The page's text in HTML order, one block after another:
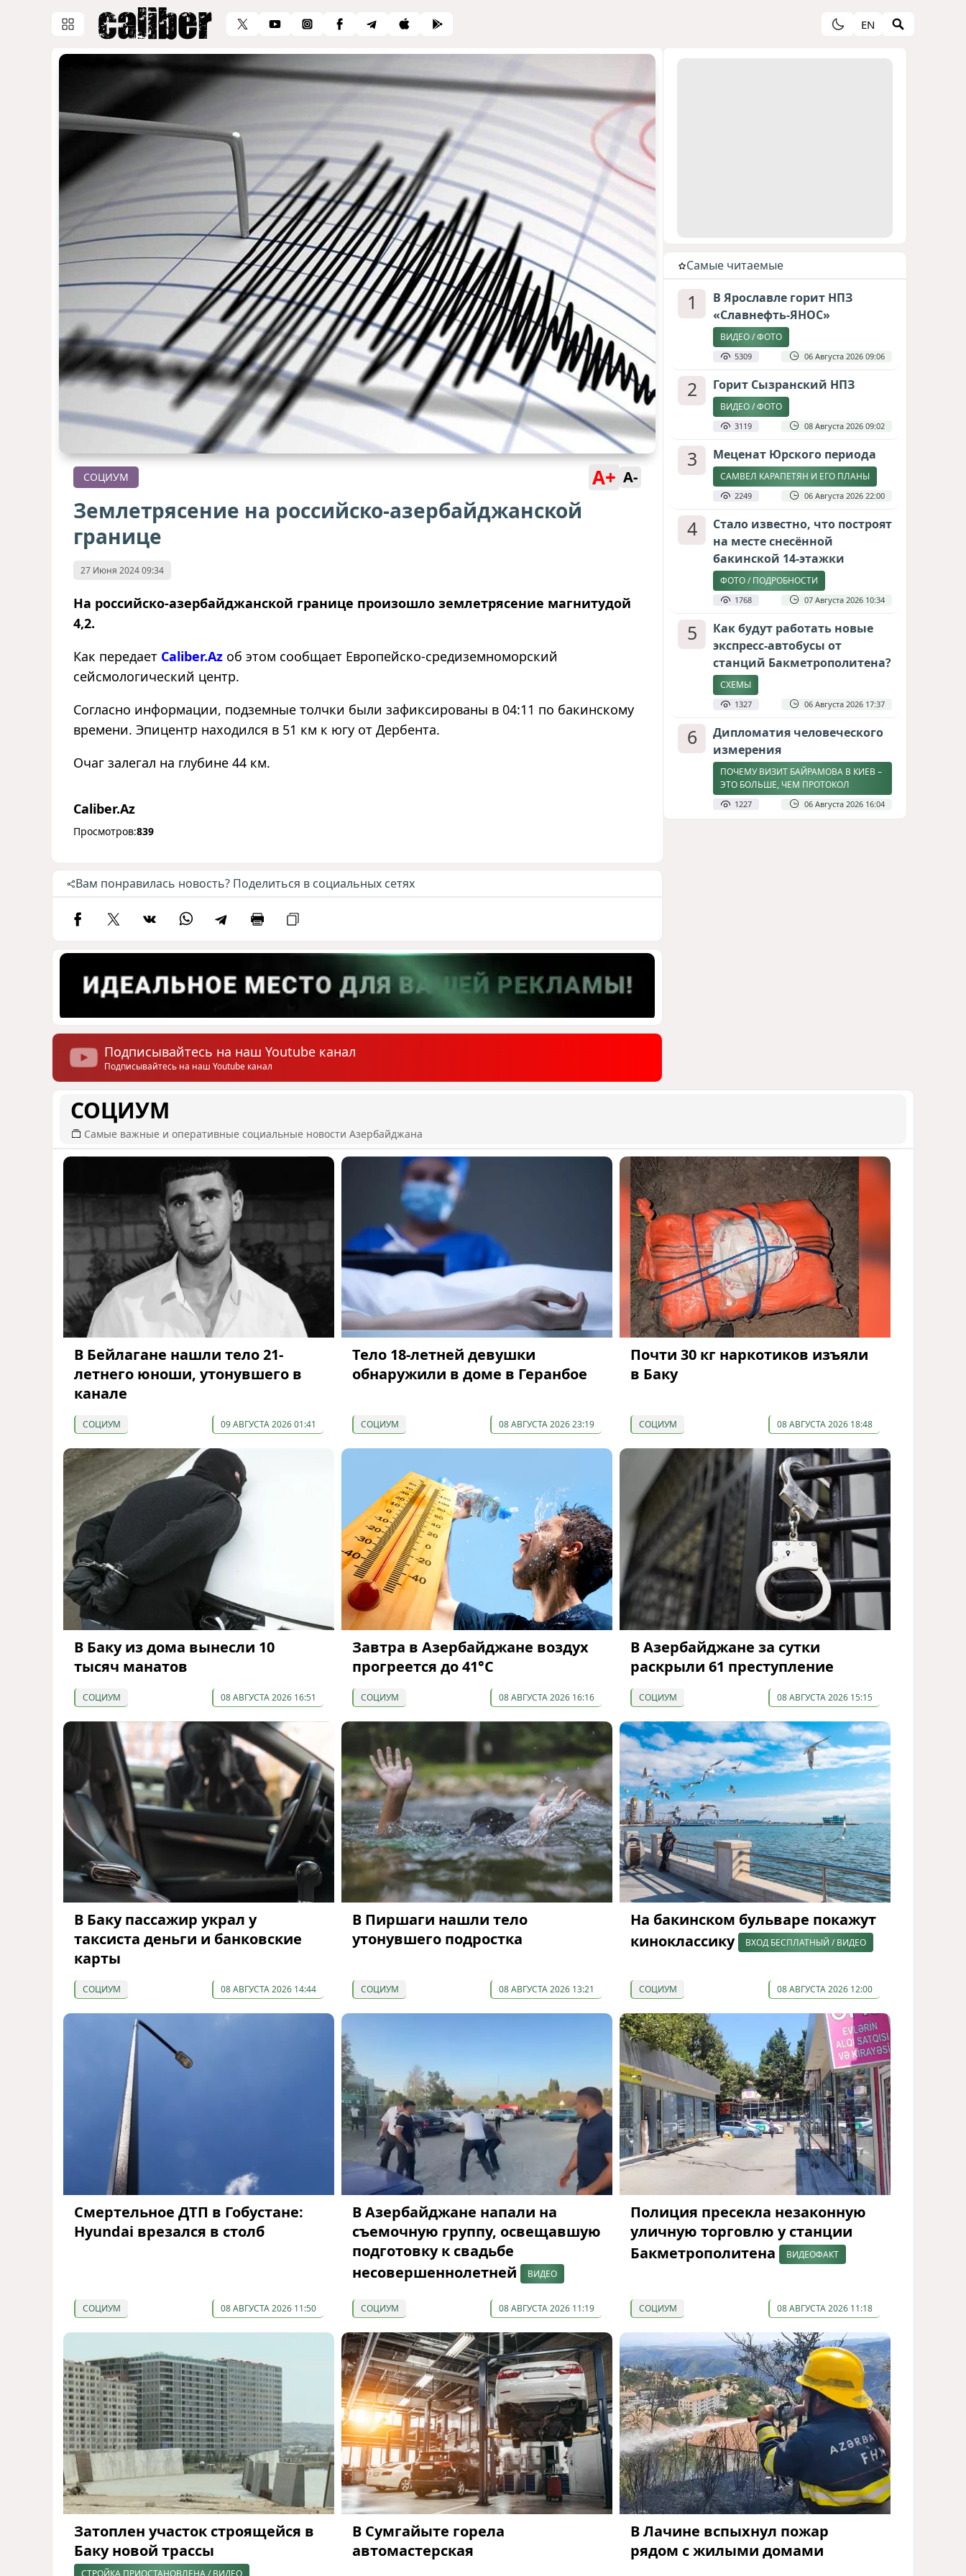
EN
СОЦИУМ A+ A-
Землетрясение на российско-азербайджанской
границе
27 Июня 2024 09:34
На российско-азербайджанской границе произошло землетрясение магнитудой
4,2.
Как передает Caliber.Az об этом сообщает Европейско-средиземноморский
сейсмологический центр.
Согласно информации, подземные толчки были зафиксированы в 04:11 по бакинскому
времени. Эпицентр находился в 51 км к югу от Дербента.
Очаг залегал на глубине 44 км.
Caliber.Az
Просмотров:839
Вам понравилась новость? Поделиться в социальных сетях
Подписывайтесь на наш Youtube канал
Подписывайтесь на наш Youtube канал
Cамые читаемые
1
В Ярославле горит НПЗ
«Славнефть-ЯНОС»
ВИДЕО / ФОТО
5309 06 Августа 2026 09:06
2 Горит Сызранский НПЗ
ВИДЕО / ФОТО
3119 08 Августа 2026 09:02
3 Меценат Юрского периода
САМВЕЛ КАРАПЕТЯН И ЕГО ПЛАНЫ
2249 06 Августа 2026 22:00
4
Стало известно, что построят
на месте снесённой
бакинской 14-этажки
ФОТО / ПОДРОБНОСТИ
1768 07 Августа 2026 10:34
5
Как будут работать новые
экспресс-автобусы от
станций Бакметрополитена?
СХЕМЫ
1327 06 Августа 2026 17:37
6
Дипломатия человеческого
измерения
ПОЧЕМУ ВИЗИТ БАЙРАМОВА В КИЕВ –
ЭТО БОЛЬШЕ, ЧЕМ ПРОТОКОЛ
1227 06 Августа 2026 16:04
СТРАТЕГИЯ СИЛЫ И ДИПЛОМАТИИ
998 07 Августа 2026 16:59
СОЦИУМ
Самые важные и оперативные социальные новости Азербайджана
В Бейлагане нашли тело 21-
летнего юноши, утонувшего в
канале
СОЦИУМ 09 АВГУСТА 2026 01:41
Тело 18-летней девушки
обнаружили в доме в Геранбое
СОЦИУМ 08 АВГУСТА 2026 23:19
Почти 30 кг наркотиков изъяли
в Баку
СОЦИУМ 08 АВГУСТА 2026 18:48
В Баку из дома вынесли 10
тысяч манатов
СОЦИУМ 08 АВГУСТА 2026 16:51
Завтра в Азербайджане воздух
прогреется до 41°С
СОЦИУМ 08 АВГУСТА 2026 16:16
В Азербайджане за сутки
раскрыли 61 преступление
СОЦИУМ 08 АВГУСТА 2026 15:15
В Баку пассажир украл у
таксиста деньги и банковские
карты
СОЦИУМ 08 АВГУСТА 2026 14:44
В Пиршаги нашли тело
утонувшего подростка
СОЦИУМ 08 АВГУСТА 2026 13:21
На бакинском бульваре покажут
киноклассику
ВХОД БЕСПЛАТНЫЙ / ВИДЕО
СОЦИУМ 08 АВГУСТА 2026 12:00
Смертельное ДТП в Гобустане:
Hyundai врезался в столб
СОЦИУМ 08 АВГУСТА 2026 11:50
В Азербайджане напали на
съемочную группу, освещавшую
подготовку к свадьбе
несовершеннолетней
ВИДЕО
СОЦИУМ 08 АВГУСТА 2026 11:19
Полиция пресекла незаконную
уличную торговлю у станции
Бакметрополитена
ВИДЕОФАКТ
СОЦИУМ 08 АВГУСТА 2026 11:18
Затоплен участок строящейся в
Баку новой трассы
СТРОЙКА ПРИОСТАНОВЛЕНА / ВИДЕО
В Сумгайыте горела
автомастерская
В Лачине вспыхнул пожар
рядом с жилыми домами